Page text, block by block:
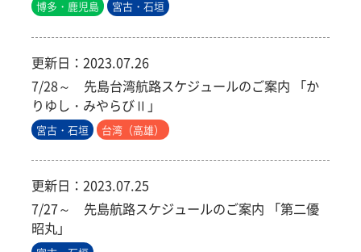
博多・鹿児島 宮古・石垣
更新日： 2023.07.26
7/28～ 先島台湾航路スケジュールのご案内 「か
りゆし・みやらびⅡ」
宮古・石垣 台湾（高雄）
更新日： 2023.07.25
7/27～ 先島航路スケジュールのご案内 「第二優
昭丸」